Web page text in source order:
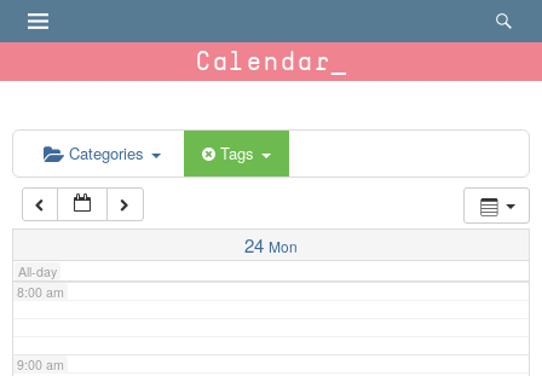
Calendar
Categories Tags
24 Mon
All-day
6:00 am
7:00 am
8:00 am
9:00 am